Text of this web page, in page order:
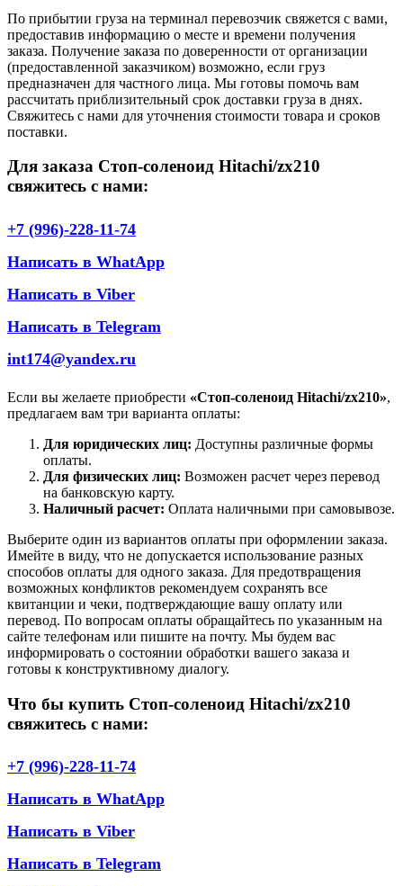
По прибытии груза на терминал перевозчик свяжется с вами,
предоставив информацию о месте и времени получения
заказа. Получение заказа по доверенности от организации
(предоставленной заказчиком) возможно, если груз
предназначен для частного лица. Мы готовы помочь вам
рассчитать приблизительный срок доставки груза в днях.
Свяжитесь с нами для уточнения стоимости товара и сроков
поставки.
Для заказа Стоп-соленоид Hitachi/zx210
свяжитесь с нами:
+7 (996)-228-11-74
Написать в WhatApp
Написать в Viber
Написать в Telegram
int174@yandex.ru
Если вы желаете приобрести «Стоп-соленоид Hitachi/zx210»,
предлагаем вам три варианта оплаты:
Для юридических лиц: Доступны различные формы
оплаты.
Для физических лиц: Возможен расчет через перевод
на банковскую карту.
Наличный расчет: Оплата наличными при самовывозе.
Выберите один из вариантов оплаты при оформлении заказа.
Имейте в виду, что не допускается использование разных
способов оплаты для одного заказа. Для предотвращения
возможных конфликтов рекомендуем сохранять все
квитанции и чеки, подтверждающие вашу оплату или
перевод. По вопросам оплаты обращайтесь по указанным на
сайте телефонам или пишите на почту. Мы будем вас
информировать о состоянии обработки вашего заказа и
готовы к конструктивному диалогу.
Что бы купить Стоп-соленоид Hitachi/zx210
свяжитесь с нами:
+7 (996)-228-11-74
Написать в WhatApp
Написать в Viber
Написать в Telegram